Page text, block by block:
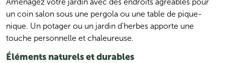
un coin salon sous une pergola ou une table de pique-
nique. Un potager ou un jardin d'herbes apporte une
touche personnelle et chaleureuse.
Éléments naturels et durables